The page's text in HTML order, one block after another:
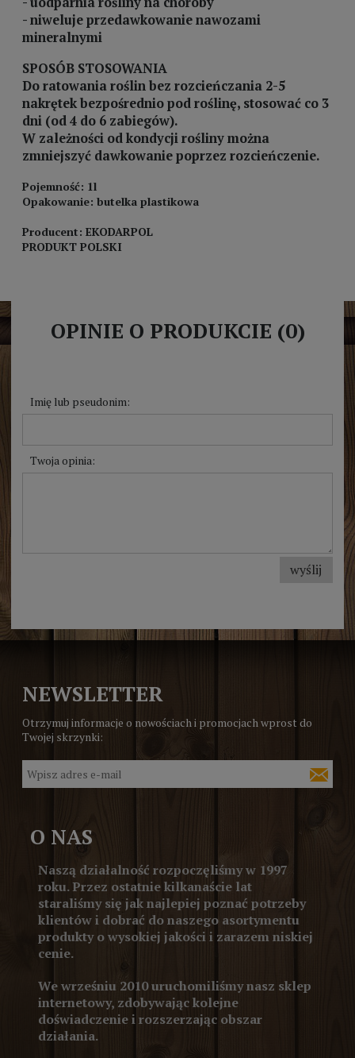
- niweluje przedawkowanie nawozami
mineralnymi
SPOSÓB STOSOWANIA
Do ratowania roślin bez rozcieńczania 2-5
nakrętek bezpośrednio pod roślinę, stosować co 3
dni (od 4 do 6 zabiegów).
W zależności od kondycji rośliny można
zmniejszyć dawkowanie poprzez rozcieńczenie.
Pojemność: 1l
Opakowanie: butelka plastikowa
Producent: EKODARPOL
PRODUKT POLSKI
OPINIE O PRODUKCIE (0)
Imię lub pseudonim:
Twoja opinia:
wyślij
NEWSLETTER
Otrzymuj informacje o nowościach i promocjach wprost do
Twojej skrzynki:
O NAS
Naszą działalność rozpoczęliśmy w 1997
roku. Przez ostatnie kilkanaście lat
staraliśmy się jak najlepiej poznać potrzeby
klientów i dobrać do naszego asortymentu
produkty o wysokiej jakości i zarazem niskiej
cenie.
We wrześniu 2010 uruchomiliśmy nasz sklep
internetowy, zdobywając kolejne
doświadczenie i rozszerzając obszar
działania.